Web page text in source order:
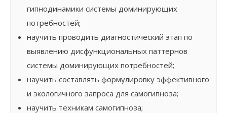
гипнодинамики системы доминирующих
потребностей;
научить проводить диагностический этап по
выявлению дисфункциональных паттернов
системы доминирующих потребностей;
научить составлять формулировку эффективного
и экологичного запроса для самогипноза;
научить техникам самогипноза;